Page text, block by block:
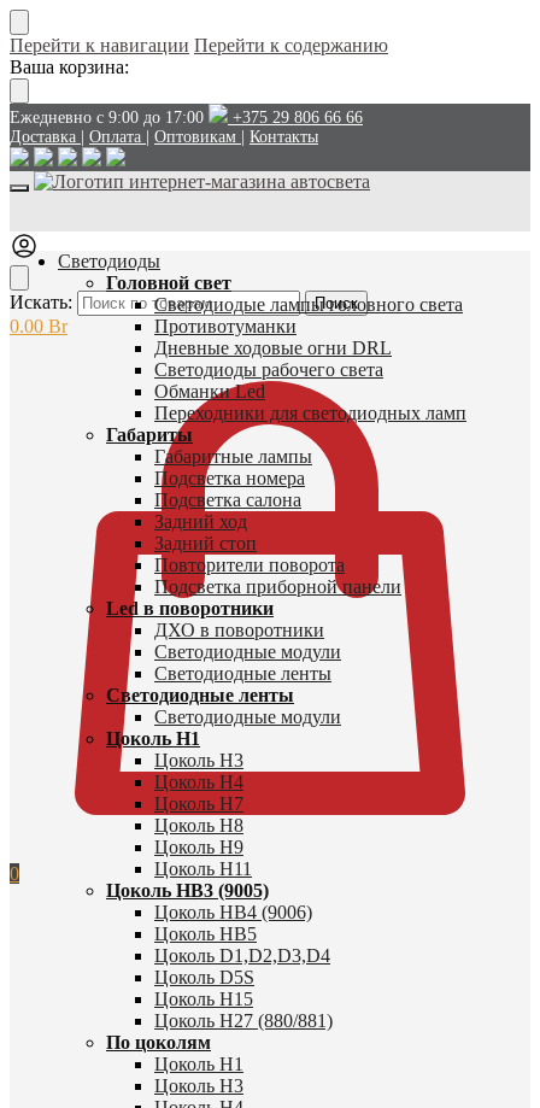
Перейти к навигации Перейти к содержанию
Ваша корзина:
Ежедневно с 9:00 до 17:00
+375 29 806 66 66
Доставка
Оплата Оптовикам Контакты
Искать: Поиск
0.00 Br
0
Светодиоды
Головной свет
Светодиодые лампы головного света
Противотуманки
Дневные ходовые огни DRL
Светодиоды рабочего света
Обманки Led
Переходники для светодиодных ламп
Габариты
Габаритные лампы
Подсветка номера
Подсветка салона
Задний ход
Задний стоп
Повторители поворота
Подсветка приборной панели
Led в поворотники
ДХО в поворотники
Светодиодные модули
Светодиодные ленты
Светодиодные ленты
Светодиодные модули
Цоколь H1
Цоколь H3
Цоколь H4
Цоколь H7
Цоколь H8
Цоколь H9
Цоколь H11
Цоколь HB3 (9005)
Цоколь HB4 (9006)
Цоколь HB5
Цоколь D1,D2,D3,D4
Цоколь D5S
Цоколь H15
Цоколь H27 (880/881)
По цоколям
Цоколь H1
Цоколь H3